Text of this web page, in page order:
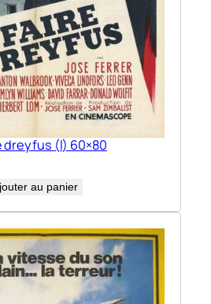
dreyfus (l) 60×80
au panier